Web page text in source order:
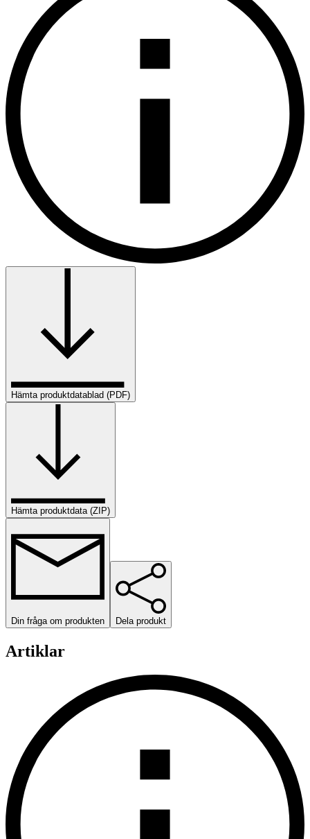
Hämta produktdatablad (PDF)
Hämta produktdata (ZIP)
Din fråga om produkten Dela produkt
Artiklar